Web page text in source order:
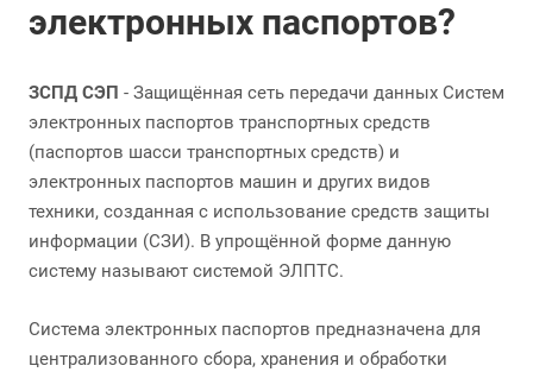
электронных паспортов?
ЗСПД СЭП - Защищённая сеть передачи данных Систем
электронных паспортов транспортных средств
(паспортов шасси транспортных средств) и
электронных паспортов машин и других видов
техники, созданная с использование средств защиты
информации (СЗИ). В упрощённой форме данную
систему называют системой ЭЛПТС.
Система электронных паспортов предназначена для
централизованного сбора, хранения и обработки